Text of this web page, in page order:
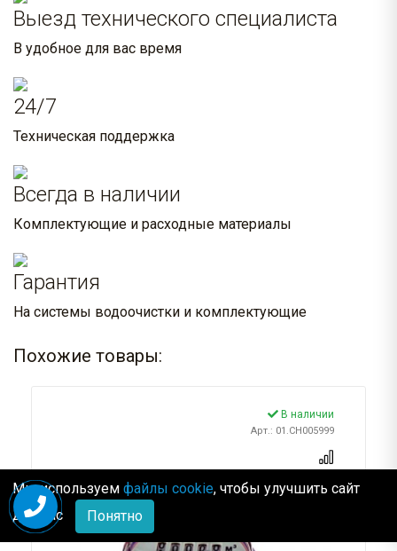
Выезд технического специалиста
В удобное для вас время
24/7
Техническая поддержка
Всегда в наличии
Комплектующие и расходные материалы
Гарантия
На системы водоочистки и комплектующие
Похожие товары:
В наличии
Арт.: 01.CH005999
Мы используем файлы cookie, чтобы улучшить сайт
для Вас
Понятно